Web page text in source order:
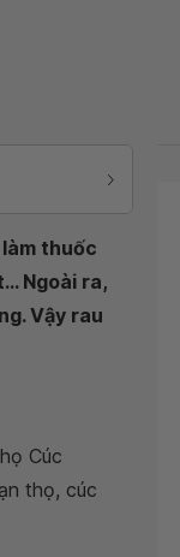
thuốc
Ngoài ra,
Vậy rau
Cúc
thọ, cúc